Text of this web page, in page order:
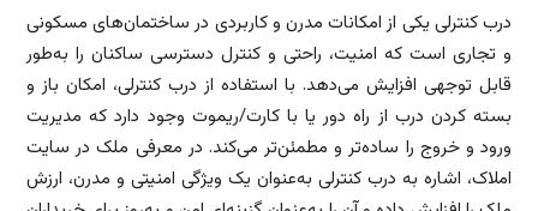
درب کنترلی یکی از امکانات مدرن و کاربردی در ساختمان‌های مسکونی
و تجاری است که امنیت، راحتی و کنترل دسترسی ساکنان را به‌طور
قابل توجهی افزایش می‌دهد. با استفاده از درب کنترلی، امکان باز و
بسته کردن درب از راه دور یا با کارت/ریموت وجود دارد که مدیریت
ورود و خروج را ساده‌تر و مطمئن‌تر می‌کند. در معرفی ملک در سایت
املاک، اشاره به درب کنترلی به‌عنوان یک ویژگی امنیتی و مدرن، ارزش